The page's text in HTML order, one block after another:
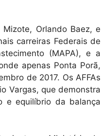
Orlando Baez, e
carreiras Federais de
(MAPA), e a
apenas Ponta Porã,
de 2017. Os AFFAs
Vargas, que demonstra
e equilíbrio da balança